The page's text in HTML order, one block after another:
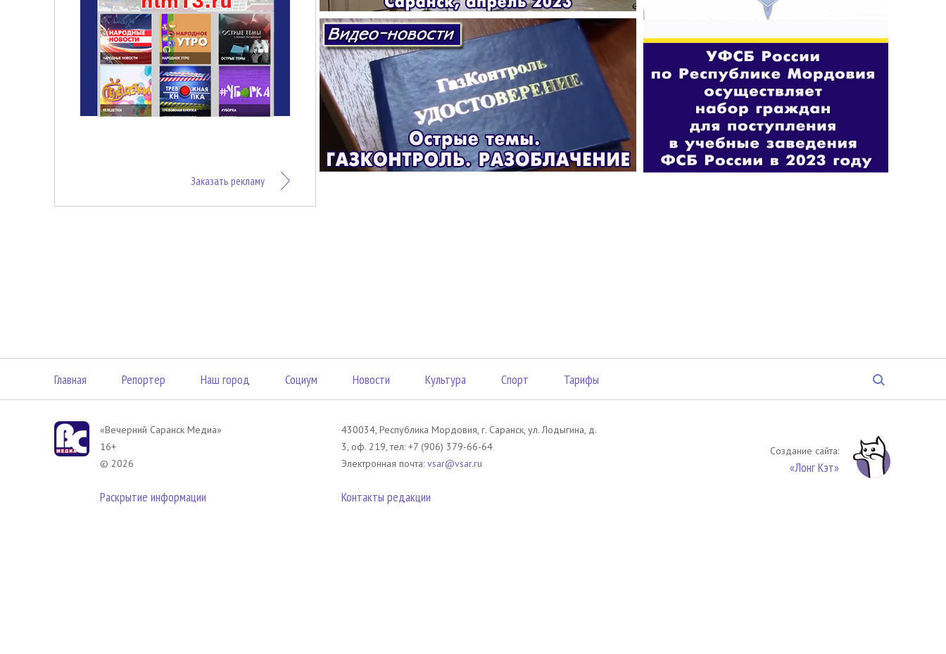
Заказать рекламу
Главная Репортер Наш город Социум Новости Культура Спорт Тарифы
«Вечерний Саранск Mедиа»
16+
© 2026
Раскрытие информации
430034, Республика Мордовия, г. Саранск, ул. Лодыгина, д.
3, оф. 219, тел: +7 (906) 379-66-64
Электронная почта: vsar@vsar.ru
Контакты редакции
Создание сайта:
«Лонг Кэт»